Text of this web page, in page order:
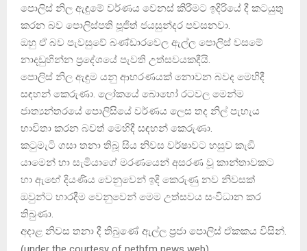
පොලිස් නිල ඇඳුමේ වර්ණය වෙනස් කිරීමට ඉදිරියේ දී කටයුතු
කරන බව පොලිස්පති පූජිත් ජයසුන්දර පවසනවා.
ඔහු ඒ බව පැවසුවේ බණ්ඩාරවෙල ඇල්ල පොලිස් වසමේ
නාදඩුහින්න ප‍්‍රදේශයේ පැවති උත්සවයකදීයි.
පොලිස් නිල ඇඳුම යනු ආභරණයක් නොවන බවද මෙහිදී
සඳහන් කෙරුණා. ලෝකයේ බොහෝ රටවල මෙන්ම
ජාත්‍යන්තරයේ පොලිසියේ වර්ණය ලෙස තද නිල් පැහැය
භාවිතා කරන බවත් මෙහිදී සඳහන් කෙරුණා.
කටුමැටි ගසා තනා තිබූ සිය නිවස වර්ෂාවට හසුව කැඞී
යාමෙන් හා සැමියාගේ මරණයෙන් අසරණ වූ කාන්තාවකට
හා ඇඟේ දියණිය වෙනුවෙන් ඉදි කෙරුණු නව නිවසක්
ඔවුන්ට භාරදීම වෙනුවෙන් මෙම උත්සවය සංවිධාන කර
තිබුණා.
අදාළ නිවස තනා දී තිබුණේ ඇල්ල ප‍්‍රජා පොලිස් ඒකකය විසින්.
( )